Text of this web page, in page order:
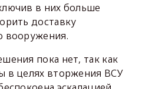
в них больше
доставку
вооружения.
пока нет, так как
в целях вторжения ВСУ